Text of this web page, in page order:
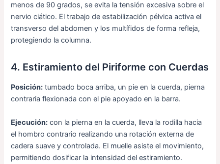
menos de 90 grados, se evita la tensión excesiva sobre el
nervio ciático. El trabajo de estabilización pélvica activa el
transverso del abdomen y los multífidos de forma refleja,
protegiendo la columna.
4. Estiramiento del Piriforme con Cuerdas
Posición: tumbado boca arriba, un pie en la cuerda, pierna
contraria flexionada con el pie apoyado en la barra.
Ejecución: con la pierna en la cuerda, lleva la rodilla hacia
el hombro contrario realizando una rotación externa de
cadera suave y controlada. El muelle asiste el movimiento,
permitiendo dosificar la intensidad del estiramiento.